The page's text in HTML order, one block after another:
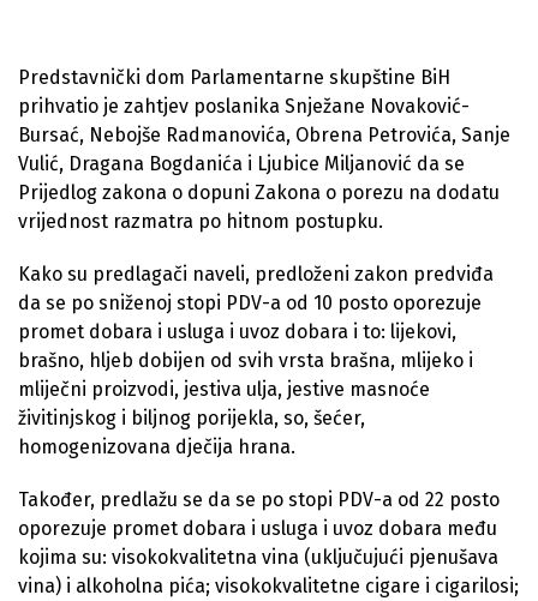
Predstavnički dom Parlamentarne skupštine BiH
prihvatio je zahtjev poslanika Snježane Novaković-
Bursać, Nebojše Radmanovića, Obrena Petrovića, Sanje
Vulić, Dragana Bogdanića i Ljubice Miljanović da se
Prijedlog zakona o dopuni Zakona o porezu na dodatu
vrijednost razmatra po hitnom postupku.
Kako su predlagači naveli, predloženi zakon predviđa
da se po sniženoj stopi PDV-a od 10 posto oporezuje
promet dobara i usluga i uvoz dobara i to: lijekovi,
brašno, hljeb dobijen od svih vrsta brašna, mlijeko i
mliječni proizvodi, jestiva ulja, jestive masnoće
živitinjskog i biljnog porijekla, so, šećer,
homogenizovana dječija hrana.
Također, predlažu se da se po stopi PDV-a od 22 posto
oporezuje promet dobara i usluga i uvoz dobara među
kojima su: visokokvalitetna vina (uključujući pjenušava
vina) i alkoholna pića; visokokvalitetne cigare i cigarilosi;